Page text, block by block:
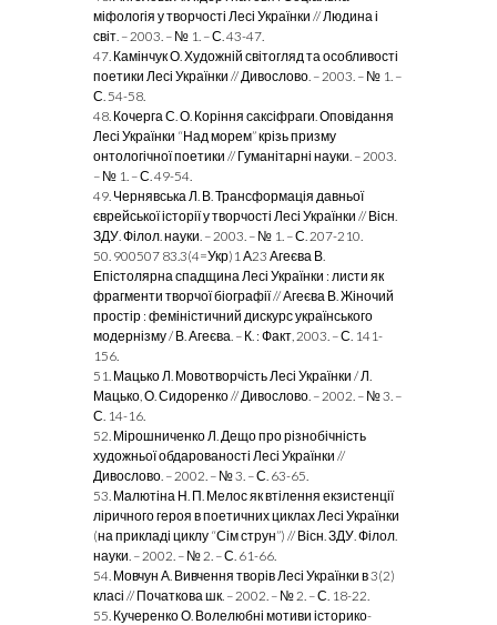
міфологія у творчості Лесі Українки // Людина і
світ. – 2003. – № 1. – С. 43-47.
47. Камінчук О. Художній світогляд та особливості
поетики Лесі Українки // Дивослово. – 2003. – № 1. –
С. 54-58.
48. Кочерга С. О. Коріння саксіфраги. Оповідання
Лесі Українки “Над морем” крізь призму
онтологічної поетики // Гуманітарні науки. – 2003.
– № 1. –С. 49-54.
49. Чернявська Л. В. Трансформація давньої
єврейської історії у творчості Лесі Українки // Вісн.
ЗДУ. Філол. науки. – 2003. – № 1. – С. 207-210.
50. 900507 83.3(4=Укр)1 А23 Агеєва В.
Епістолярна спадщина Лесі Українки : листи як
фрагменти творчої біографії // Агеєва В. Жіночий
простір : феміністичний дискурс українського
модернізму / В. Агеєва. – К. : Факт, 2003. – С. 141-
156.
51. Мацько Л. Мовотворчість Лесі Українки / Л.
Мацько, О. Сидоренко // Дивослово. – 2002. – № 3. –
С. 14-16.
52. Мірошниченко Л. Дещо про різнобічність
художньої обдарованості Лесі Українки //
Дивослово. – 2002. – № 3. – С. 63-65.
53. Малютіна Н. П. Мелос як втілення екзистенції
ліричного героя в поетичних циклах Лесі Українки
(на прикладі циклу “Сім струн”) // Вісн. ЗДУ. Філол.
науки. – 2002. – № 2. – С. 61-66.
54. Мовчун А. Вивчення творів Лесі Українки в 3(2)
класі // Початкова шк. – 2002. – № 2. – С. 18-22.
55. Кучеренко О. Волелюбні мотиви історико-